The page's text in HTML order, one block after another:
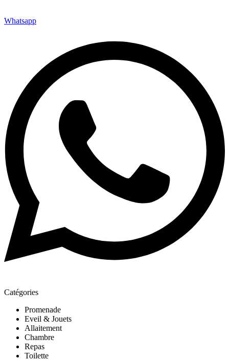
Whatsapp
Catégories
Promenade
Eveil & Jouets
Allaitement
Chambre
Repas
Toilette